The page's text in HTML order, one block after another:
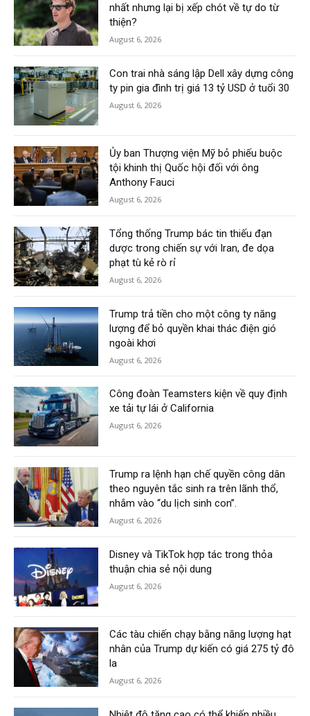
nhất nhưng lại bị xếp chót về tự do từ
thiện?
August 6, 2026
Con trai nhà sáng lập Dell xây dựng công
ty pin gia đình trị giá 13 tỷ USD ở tuổi 30
August 6, 2026
Ủy ban Thượng viện Mỹ bỏ phiếu buộc
tội khinh thị Quốc hội đối với ông
Anthony Fauci
August 6, 2026
Tổng thống Trump bác tin thiếu đạn
dược trong chiến sự với Iran, đe dọa
phạt tù kẻ rò rỉ
August 6, 2026
Trump trả tiền cho một công ty năng
lượng để bỏ quyền khai thác điện gió
ngoài khơi
August 6, 2026
Công đoàn Teamsters kiện về quy định
xe tải tự lái ở California
August 6, 2026
Trump ra lệnh hạn chế quyền công dân
theo nguyên tắc sinh ra trên lãnh thổ,
nhắm vào “du lịch sinh con”.
August 6, 2026
Disney và TikTok hợp tác trong thỏa
thuận chia sẻ nội dung
August 6, 2026
Các tàu chiến chạy bằng năng lượng hạt
nhân của Trump dự kiến có giá 275 tỷ đô
la
August 6, 2026